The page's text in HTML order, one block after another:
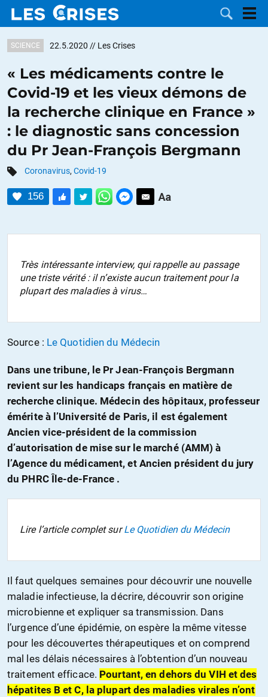
DOSSIERS
CATÉGORIES
NOUS
SCIENCE 22.5.2020 // Les Crises
« Les médicaments contre le
Covid-19 et les vieux démons de
la recherche clinique en France »
: le diagnostic sans concession
du Pr Jean-François Bergmann
Coronavirus, Covid-19
156
Très intéressante interview, qui rappelle au passage
une triste vérité : il n’existe aucun traitement pour la
plupart des maladies à virus…
Source : Le Quotidien du Médecin
Dans une tribune, le Pr Jean-François Bergmann
revient sur les handicaps français en matière de
recherche clinique. Médecin des hôpitaux, professeur
émérite à l’Université de Paris, il est également
Ancien vice-président de la commission
d’autorisation de mise sur le marché (AMM) à
l’Agence du médicament, et Ancien président du jury
du PHRC Île-de-France .
Lire l’article complet surLe Quotidien du Médecin
Il faut quelques semaines pour découvrir une nouvelle
maladie infectieuse, la décrire, découvrir son origine
microbienne et expliquer sa transmission. Dans
l’urgence d’une épidémie, on espère la même vitesse
pour les découvertes thérapeutiques et on comprend
mal les délais nécessaires à l’obtention d’un nouveau
traitement efficace. Pourtant, en dehors du VIH et des
hépatites B et C, la plupart des maladies virales n’ont